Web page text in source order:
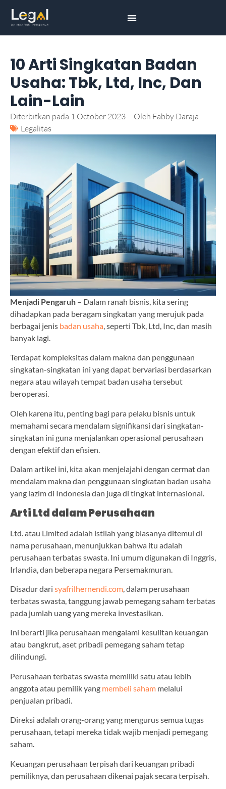
10 Arti Singkatan Badan
Usaha: Tbk, Ltd, Inc, Dan
Lain-Lain
Diterbitkan pada 1 October 2023 Oleh Fabby Daraja
Legalitas
Menjadi Pengaruh – Dalam ranah bisnis, kita sering
dihadapkan pada beragam singkatan yang merujuk pada
berbagai jenis badan usaha, seperti Tbk, Ltd, Inc, dan masih
banyak lagi.
Terdapat kompleksitas dalam makna dan penggunaan
singkatan-singkatan ini yang dapat bervariasi berdasarkan
negara atau wilayah tempat badan usaha tersebut
beroperasi.
Oleh karena itu, penting bagi para pelaku bisnis untuk
memahami secara mendalam signifikansi dari singkatan-
singkatan ini guna menjalankan operasional perusahaan
dengan efektif dan efisien.
Dalam artikel ini, kita akan menjelajahi dengan cermat dan
mendalam makna dan penggunaan singkatan badan usaha
yang lazim di Indonesia dan juga di tingkat internasional.
Arti Ltd dalam Perusahaan
Ltd. atau Limited adalah istilah yang biasanya ditemui di
nama perusahaan, menunjukkan bahwa itu adalah
perusahaan terbatas swasta. Ini umum digunakan di Inggris,
Irlandia, dan beberapa negara Persemakmuran.
Disadur dari syafrilhernendi.com, dalam perusahaan
terbatas swasta, tanggung jawab pemegang saham terbatas
pada jumlah uang yang mereka investasikan.
Ini berarti jika perusahaan mengalami kesulitan keuangan
atau bangkrut, aset pribadi pemegang saham tetap
dilindungi.
Perusahaan terbatas swasta memiliki satu atau lebih
anggota atau pemilik yang membeli saham melalui
penjualan pribadi.
Direksi adalah orang-orang yang mengurus semua tugas
perusahaan, tetapi mereka tidak wajib menjadi pemegang
saham.
Keuangan perusahaan terpisah dari keuangan pribadi
pemiliknya, dan perusahaan dikenai pajak secara terpisah.